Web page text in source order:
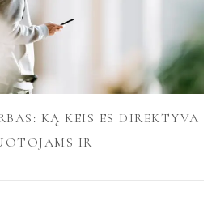
KĄ KEIS ES DIREKTYVA
IR